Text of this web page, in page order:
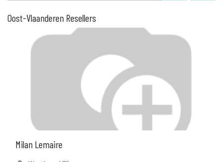
Oost-Vlaanderen Resellers
Milan Lemaire